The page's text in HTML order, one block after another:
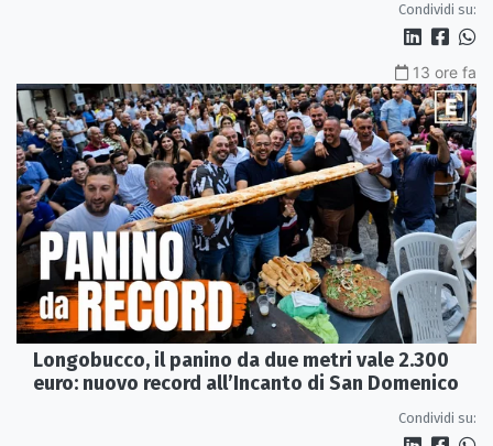
Condividi su:
13 ore fa
Longobucco, il panino da due metri vale 2.300
euro: nuovo record all’Incanto di San Domenico
Condividi su: